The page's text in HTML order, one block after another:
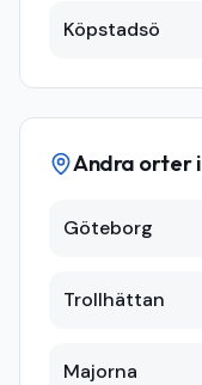
Köpstadsö
Andra orter i
Göteborg
Trollhättan
Majorna